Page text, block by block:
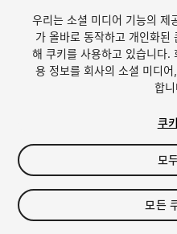
1
$14.99
세금/부가세는 결제 시 반영됩니다.
우리는 소셜 미디어 기능의 제
가 올바로 동작하고 개인화된
해 쿠키를 사용하고 있습니다.
용 정보를 회사의 소셜 미디
합
쿠
모
모든